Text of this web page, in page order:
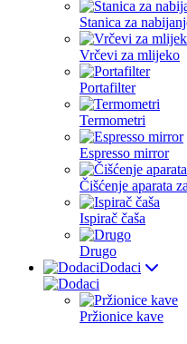
Stanica za
Vrčevi za mlijeko
Portafilter
Termometri
Espresso mirror
Čišćenje aparata
Ispirač čaša
Drugo
Dodaci
Pržionice kave